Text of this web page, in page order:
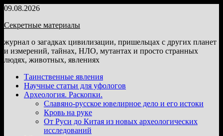
Перейти
содержимому
09.08.2026
Секретные материалы
журнал о загадках цивилизации, пришельцах с других планет
и измерений, тайнах, НЛО, мутантах и просто странных
людях, животных, явлениях
Таинственные явления
Научные статьи для уфологов
Археология. Раскопки.
Славяно-русское ювелирное дело и его истоки
Кровь на руке
От Руси до Китая из новых археологических
исследований